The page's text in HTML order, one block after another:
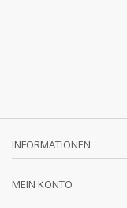
INFORMATIONEN
MEIN KONTO